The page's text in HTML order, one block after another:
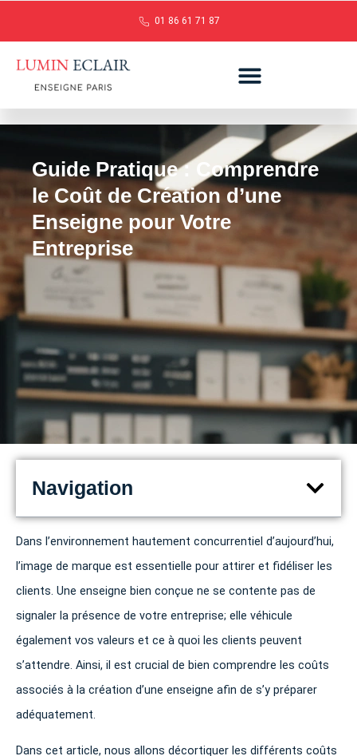
01 86 61 71 87
Guide Pratique : Comprendre
le Coût de Création d’une
Enseigne pour Votre
Entreprise
Navigation
Dans l’environnement hautement concurrentiel d’aujourd’hui,
l’image de marque est essentielle pour attirer et fidéliser les
clients. Une enseigne bien conçue ne se contente pas de
signaler la présence de votre entreprise; elle véhicule
également vos valeurs et ce à quoi les clients peuvent
s’attendre. Ainsi, il est crucial de bien comprendre les coûts
associés à la création d’une enseigne afin de s’y préparer
adéquatement.
Dans cet article, nous allons décortiquer les différents coûts